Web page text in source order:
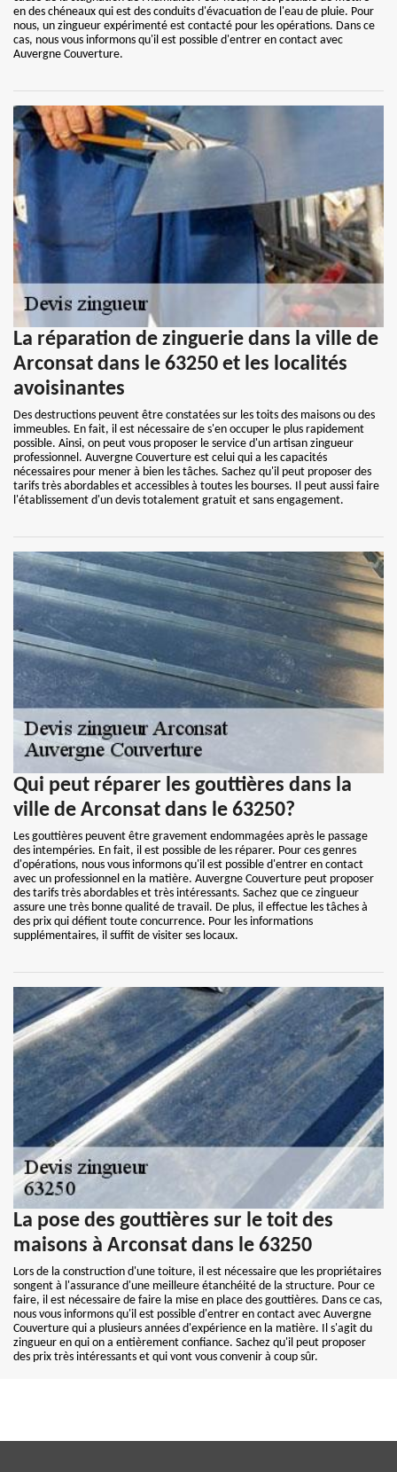
en des chéneaux qui est des conduits d'évacuation de l'eau de pluie. Pour
nous, un zingueur expérimenté est contacté pour les opérations. Dans ce
cas, nous vous informons qu'il est possible d'entrer en contact avec
Auvergne Couverture.
La réparation de zinguerie dans la ville de
Arconsat dans le 63250 et les localités
avoisinantes
Des destructions peuvent être constatées sur les toits des maisons ou des
immeubles. En fait, il est nécessaire de s'en occuper le plus rapidement
possible. Ainsi, on peut vous proposer le service d'un artisan zingueur
professionnel. Auvergne Couverture est celui qui a les capacités
nécessaires pour mener à bien les tâches. Sachez qu'il peut proposer des
tarifs très abordables et accessibles à toutes les bourses. Il peut aussi faire
l'établissement d'un devis totalement gratuit et sans engagement.
Qui peut réparer les gouttières dans la
ville de Arconsat dans le 63250?
Les gouttières peuvent être gravement endommagées après le passage
des intempéries. En fait, il est possible de les réparer. Pour ces genres
d'opérations, nous vous informons qu'il est possible d'entrer en contact
avec un professionnel en la matière. Auvergne Couverture peut proposer
des tarifs très abordables et très intéressants. Sachez que ce zingueur
assure une très bonne qualité de travail. De plus, il effectue les tâches à
des prix qui défient toute concurrence. Pour les informations
supplémentaires, il suffit de visiter ses locaux.
La pose des gouttières sur le toit des
maisons à Arconsat dans le 63250
Lors de la construction d'une toiture, il est nécessaire que les propriétaires
songent à l'assurance d'une meilleure étanchéité de la structure. Pour ce
faire, il est nécessaire de faire la mise en place des gouttières. Dans ce cas,
nous vous informons qu'il est possible d'entrer en contact avec Auvergne
Couverture qui a plusieurs années d'expérience en la matière. Il s'agit du
zingueur en qui on a entièrement confiance. Sachez qu'il peut proposer
des prix très intéressants et qui vont vous convenir à coup sûr.